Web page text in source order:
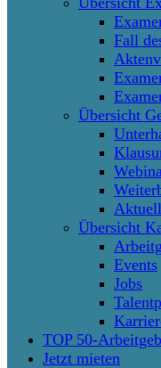
Fall
Übersicht
Übersicht
Events
Jobs
TOP 50-
Jetzt mieten